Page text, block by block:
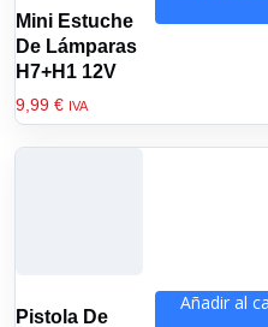
Mini Estuche
De Lámparas
H7+H1 12V
9,99 € IVA
Pistola De
Añadir al